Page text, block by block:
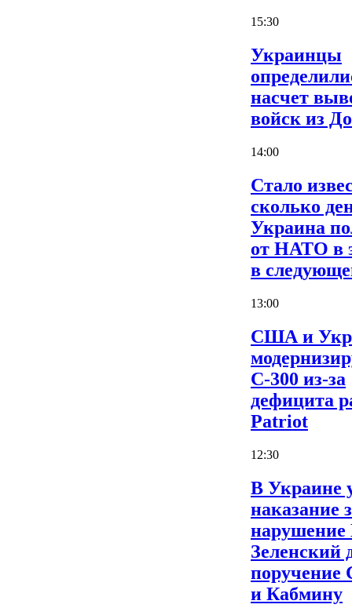
15:30
Украинцы
насчет
войск из
14:00
Стало
сколько
Украина
от НАТО в
в
13:00
США и
С-300 из-за
дефицита
Patriot
12:30
В Украине
наказание
Зеленский
и Кабмину